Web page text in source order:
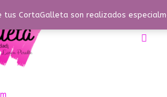
tus CortaGalleta son realizados